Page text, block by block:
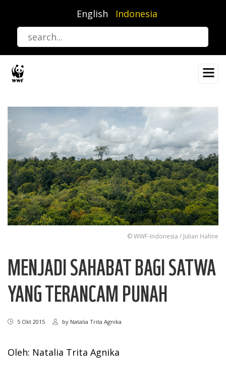
utama
English Indonesia
© WWF-Indonesia / Julian Hahne
MENJADI SAHABAT BAGI SATWA
YANG TERANCAM PUNAH
5 Okt 2015 by Natalia Trita Agnika
Oleh: Natalia Trita Agnika